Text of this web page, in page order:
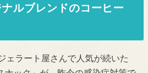
ルブレンドのコーヒー
ェラート屋さんで人気が続いた